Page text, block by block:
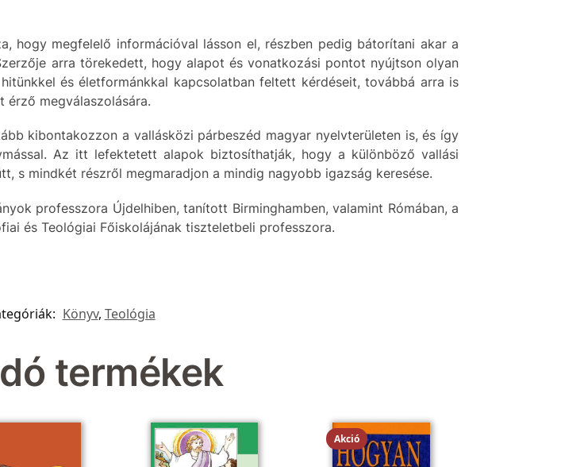
hogy megfelelő információval lásson el, részben pedig bátorítani akar a
arra törekedett, hogy alapot és vonatkozási pontot nyújtson olyan
és életformánkkal kapcsolatban feltett kérdéseit, továbbá arra is
érző megválaszolására.
kibontakozzon a vallásközi párbeszéd magyar nyelvterületen is, és így
Az itt lefektetett alapok biztosíthatják, hogy a különböző vallási
s mindkét részről megmaradjon a mindig nagyobb igazság keresése.
professzora Újdelhiben, tanított Birminghamben, valamint Rómában, a
és Teológiai Főiskolájának tiszteletbeli professzora.
Könyv, Teológia
termékek
Akció